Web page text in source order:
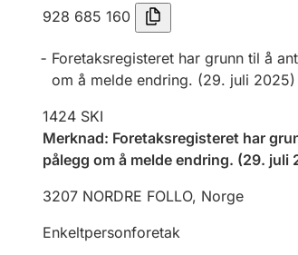
928 685 160
Foretaksregisteret har grunn til å
om å melde endring. (29. juli 2025)
1424 SKI
Merknad: Foretaksregisteret har
pålegg om å melde endring. (29. juli
3207 NORDRE FOLLO, Norge
Enkeltpersonforetak